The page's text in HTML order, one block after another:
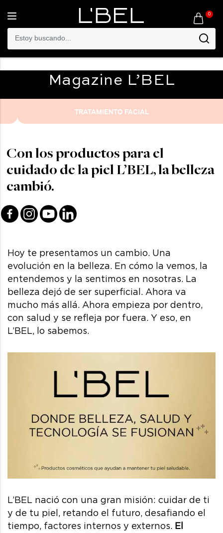
0
Magazine L’BEL
TRATAMIENTO FACIAL
Con los productos para el
cuidado de la piel L’BEL, la belleza
cambió.
Hoy te presentamos un cambio. Una
evolución en la belleza. En cómo la vemos, la
entendemos y la sentimos en nosotras. La
belleza dejó de ser superficial. Ahora va
mucho más allá. Ahora empieza por dentro,
con salud y se refleja por fuera. Y eso, en
L’BEL, lo sabemos.
L’BEL nació con una gran misión: cuidar de ti
y de tu piel, retando el futuro, desafiando el
tiempo, factores internos y externos. El